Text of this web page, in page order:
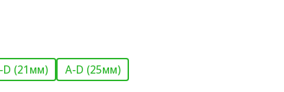
D (21мм) A-D (25мм)